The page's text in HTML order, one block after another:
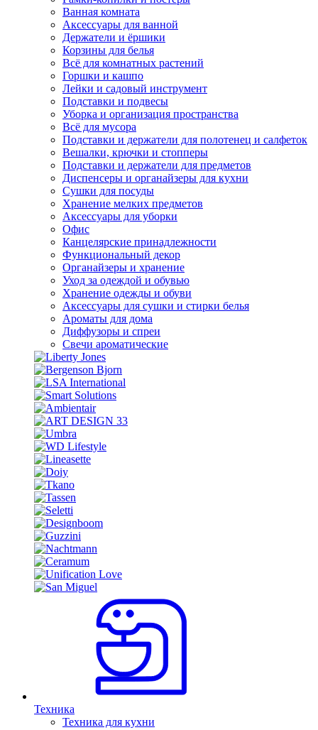
Ванная комната
Аксессуары для ванной
Держатели и ёршики
Корзины для белья
Всё для комнатных растений
Горшки и кашпо
Лейки и садовый инструмент
Подставки и подвесы
Уборка и организация пространства
Всё для мусора
Подставки и держатели для полотенец и салфеток
Вешалки, крючки и стопперы
Подставки и держатели для предметов
Диспенсеры и органайзеры для кухни
Сушки для посуды
Хранение мелких предметов
Аксессуары для уборки
Офис
Канцелярские принадлежности
Функциональный декор
Органайзеры и хранение
Уход за одеждой и обувью
Хранение одежды и обуви
Аксессуары для сушки и стирки белья
Ароматы для дома
Диффузоры и спреи
Свечи ароматические
Техника
Техника для кухни